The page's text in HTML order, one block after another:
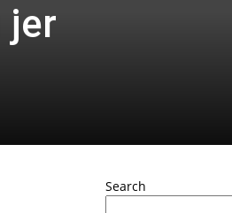
jer
Search